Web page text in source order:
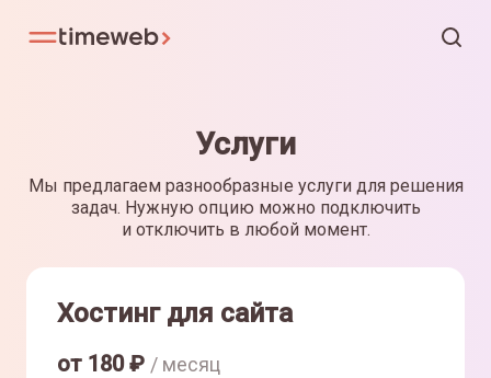
Услуги
Мы предлагаем разнообразные услуги для решения
задач. Нужную опцию можно подключить
и отключить в любой момент.
Хостинг для сайта
от 180₽ / месяц